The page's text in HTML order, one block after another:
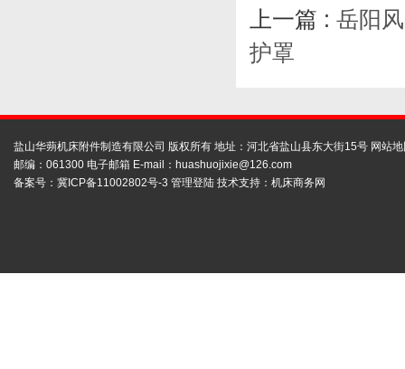
上一篇 : 岳阳
护罩
盐山华蒴机床附件制造有限公司 版权所有 地址：河北省盐山县东大街15号 网站
邮编：061300 电子邮箱 E-mail： huashuojixie@126.com
备案号： 冀ICP备11002802号-3 管理登陆 技术支持： 机床商务网